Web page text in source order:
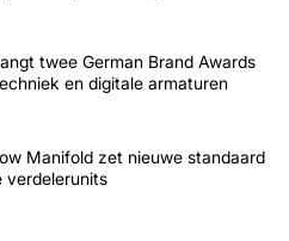
twee German Brand Awards
en digitale armaturen
Manifold zet nieuwe standaard
verdelerunits